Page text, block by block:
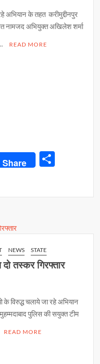
अभियान के तहत करीमुद्दीनपुर
नामजद अभियुक्त अखिलेश शर्मा
READ MORE
Share
NEWS STATE
तस्कर गिरफ्तार
के विरुद्ध चलाये जा रहे अभियान
पुलिस की सयुक्त टीम
READ MORE